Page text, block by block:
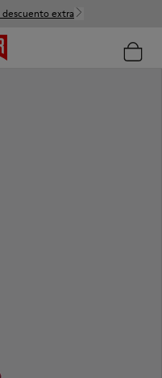
descuento extra